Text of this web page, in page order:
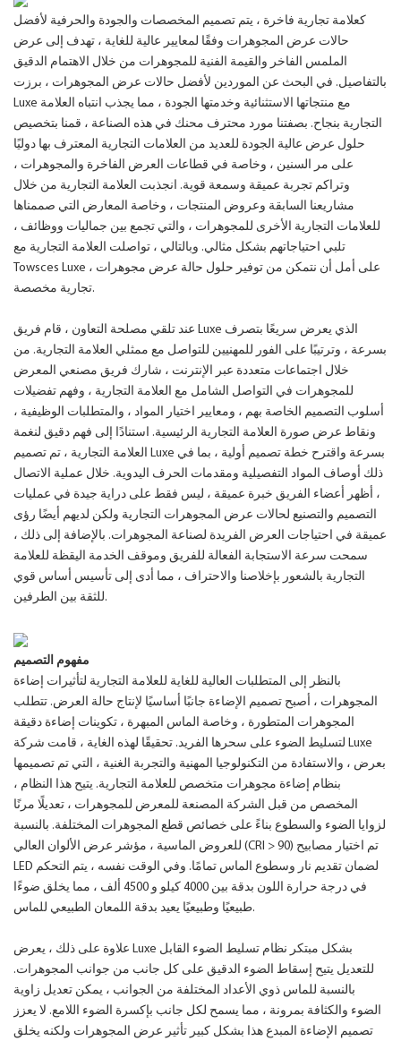
كعلامة تجارية فاخرة ، يتم تصميم المخصصات والجودة والحرفية لأفضل
حالات عرض المجوهرات وفقًا لمعايير عالية للغاية ، تهدف إلى عرض
الملمس الفاخر والقيمة الفنية للمجوهرات من خلال الاهتمام الدقيق
بالتفاصيل. في البحث عن الموردين لأفضل حالات عرض المجوهرات ، برزت
Luxe مع منتجاتها الاستثنائية وخدمتها الجودة ، مما يجذب انتباه العلامة
التجارية بنجاح. بصفتنا مورد محترف محنك في هذه الصناعة ، قمنا بتخصيص
حلول عرض عالية الجودة للعديد من العلامات التجارية المعترف بها دوليًا
على مر السنين ، وخاصة في قطاعات العرض الفاخرة والمجوهرات ،
وتراكم تجربة عميقة وسمعة قوية. انجذبت العلامة التجارية من خلال
مشاريعنا السابقة وعروض المنتجات ، وخاصة المعارض التي صممناها
للعلامات التجارية الأخرى للمجوهرات ، والتي تجمع بين جماليات ووظائف ،
تلبي احتياجاتهم بشكل مثالي. وبالتالي ، تواصلت العلامة التجارية مع
Towsces Luxe ، على أمل أن نتمكن من توفير حلول حالة عرض مجوهرات
تجارية مخصصة.
عند تلقي مصلحة التعاون ، قام فريق Luxe الذي يعرض سريعًا بتصرف
بسرعة ، وترتيبًا على الفور للمهنيين للتواصل مع ممثلي العلامة التجارية. من
خلال اجتماعات متعددة عبر الإنترنت ، شارك فريق مصنعي المعرض
للمجوهرات في التواصل الشامل مع العلامة التجارية ، وفهم تفضيلات
أسلوب التصميم الخاصة بهم ، ومعايير اختيار المواد ، والمتطلبات الوظيفية ،
ونقاط عرض صورة العلامة التجارية الرئيسية. استنادًا إلى فهم دقيق لنغمة
العلامة التجارية ، تم تصميم Luxe بسرعة واقترح خطة تصميم أولية ، بما في
ذلك أوصاف المواد التفصيلية ومقدمات الحرف اليدوية. خلال عملية الاتصال
، أظهر أعضاء الفريق خبرة عميقة ، ليس فقط على دراية جيدة في عمليات
التصميم والتصنيع لحالات عرض المجوهرات التجارية ولكن لديهم أيضًا رؤى
عميقة في احتياجات العرض الفريدة لصناعة المجوهرات. بالإضافة إلى ذلك ،
سمحت سرعة الاستجابة الفعالة للفريق وموقف الخدمة اليقظة للعلامة
التجارية بالشعور بإخلاصنا والاحتراف ، مما أدى إلى تأسيس أساس قوي
للثقة بين الطرفين.
مفهوم التصميم
بالنظر إلى المتطلبات العالية للغاية للعلامة التجارية لتأثيرات إضاءة
المجوهرات ، أصبح تصميم الإضاءة جانبًا أساسيًا لإنتاج حالة العرض. تتطلب
المجوهرات المتطورة ، وخاصة الماس المبهرة ، تكوينات إضاءة دقيقة
لتسليط الضوء على سحرها الفريد. تحقيقًا لهذه الغاية ، قامت شركة Luxe
بعرض ، والاستفادة من التكنولوجيا المهنية والتجربة الغنية ، التي تم تصميمها
بنظام إضاءة مجوهرات متخصص للعلامة التجارية. يتيح هذا النظام ،
المخصص من قبل الشركة المصنعة للمعرض للمجوهرات ، تعديلًا مرنًا
لزوايا الضوء والسطوع بناءً على خصائص قطع المجوهرات المختلفة. بالنسبة
للعروض الماسية ، مؤشر عرض الألوان العالي (CRI > 90) تم اختيار مصابيح
LED لضمان تقديم نار وسطوع الماس تمامًا. وفي الوقت نفسه ، يتم التحكم
في درجة حرارة اللون بدقة بين 4000 كيلو و 4500 ألف ، مما يخلق ضوءًا
طبيعيًا وطبيعيًا يعيد بدقة اللمعان الطبيعي للماس.
علاوة على ذلك ، يعرض Luxe بشكل مبتكر نظام تسليط الضوء القابل
للتعديل يتيح إسقاط الضوء الدقيق على كل جانب من جوانب المجوهرات.
بالنسبة للماس ذوي الأعداد المختلفة من الجوانب ، يمكن تعديل زاوية
الضوء والكثافة بمرونة ، مما يسمح لكل جانب بإكسرة الضوء اللامع. لا يعزز
تصميم الإضاءة المبدع هذا بشكل كبير تأثير عرض المجوهرات ولكنه يخلق